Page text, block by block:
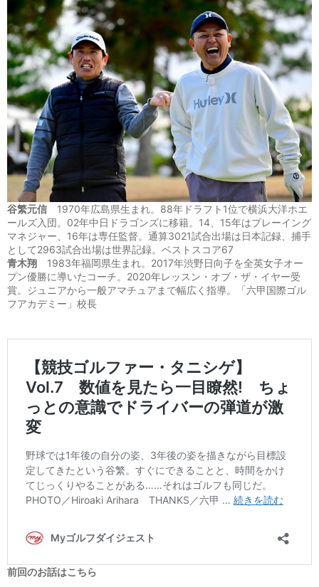
谷繁元信 1970年広島県生まれ。88年ドラフト1位で横浜大洋ホエ
ールズ入団。02年中日ドラゴンズに移籍。14、15年はプレーイング
マネジャー、16年は専任監督。通算3021試合出場は日本記録、捕手
として2963試合出場は世界記録。ベストスコア67
青木翔 1983年福岡県生まれ。2017年渋野日向子を全英女子オー
プン優勝に導いたコーチ。2020年レッスン・オブ・ザ・イヤー受
賞。ジュニアから一般アマチュアまで幅広く指導。「六甲国際ゴル
フアカデミー」校長
前回のお話はこちら